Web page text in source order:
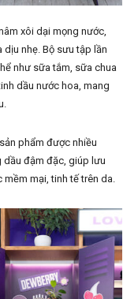
xôi dại mọng nước,
nhẹ. Bộ sưu tập lần
như sữa tắm, sữa chua
dầu nước hoa, mang
sản phẩm được nhiều
dầu đậm đặc, giúp lưu
mại, tinh tế trên da.